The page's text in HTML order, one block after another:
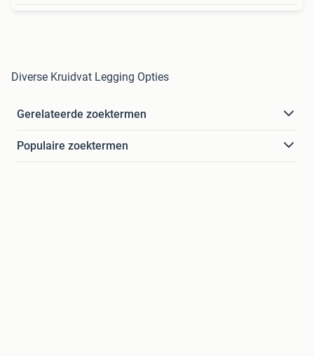
Diverse Kruidvat Legging Opties
Gerelateerde zoektermen
Populaire zoektermen